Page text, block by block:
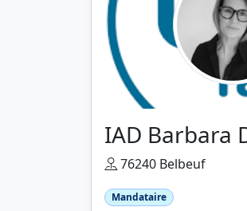
IAD Barbara
76240 Belbeuf
Mandataire